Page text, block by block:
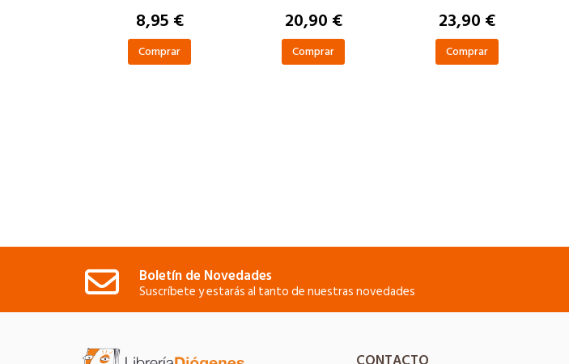
8,95 €
Comprar
20,90 €
Comprar
23,90 €
Comprar
Boletín de Novedades
Suscríbete y estarás al tanto de nuestras novedades